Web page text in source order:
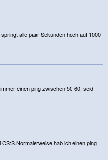
alle paar Sekunden hoch auf 1000
einen ping zwischen 50-60. seid
hab ich einen ping